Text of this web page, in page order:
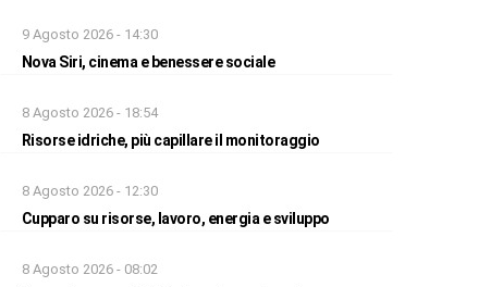
9 Agosto 2026 - 14:30
Nova Siri, cinema e benessere sociale
8 Agosto 2026 - 18:54
Risorse idriche, più capillare il monitoraggio
8 Agosto 2026 - 12:30
Cupparo su risorse, lavoro, energia e sviluppo
8 Agosto 2026 - 08:02